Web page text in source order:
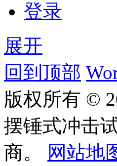
登录
展开
回到顶部
版权所有 ©
摆锤式冲击
商。
网站地